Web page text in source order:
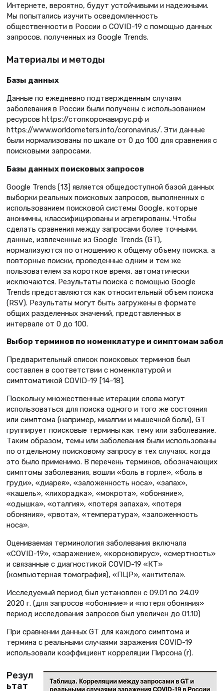
Интернете, вероятно, будут устойчивыми и надежными.
Мы попытались изучить осведомленность
общественности в России о COVID-19 с помощью данных
запросов, полученных из Google Trends.
Материалы и методы
Базы данных
Данные по ежедневно подтвержденным случаям
заболевания в России были получены с использованием
ресурсов https://стопкоронавирус.рф и
https://www.worldometers.info/coronavirus/. Эти данные
были нормализованы по шкале от 0 до 100 для сравнения с
поисковыми запросами.
Базы данных поисковых запросов
Google Trends [13] является общедоступной базой данных
выборки реальных поисковых запросов, выполненных с
использованием поисковой системы Google, которые
анонимны, классифицированы и агрегированы. Чтобы
сделать сравнения между запросами более точными,
данные, извлеченные из Google Trends (GT),
нормализуются по отношению к общему объему поиска, а
повторные поиски, проведенные одним и тем же
пользователем за короткое время, автоматически
исключаются. Результаты поиска с помощью Google
Trends представляются как относительный объем поиска
(RSV). Результаты могут быть загружены в формате
общих разделенных значений, представленных в
интервале от 0 до 100.
Выбор терминов по номенклатуре и симптомам
Предварительный список поисковых терминов был
составлен в соответствии с номенклатурой и
симптоматикой COVID-19 [14–18].
Поскольку множественные итерации слова могут
использоваться для поиска одного и того же состояния
или симптома (например, миалгии и мышечной боли), GT
группирует поисковые термины как тему или заболевание.
Таким образом, темы или заболевания были использованы
по отдельному поисковому запросу в тех случаях, когда
это было применимо. В перечень терминов, обозначающих
симптомы заболевания, вошли «боль в горле», «боль в
груди», «диарея», «заложенность носа», «запах»,
«кашель», «лихорадка», «мокрота», «обоняние»,
«одышка», «оталгия», «потеря запаха», «потеря
обоняния», «рвота», «температура», «заложенность
носа».
Оцениваемая терминология заболевания включала
«COVID-19», «заражение», «короновирус», «смертность»
и связанные с диагностикой COVID-19 «КТ»
(компьютерная томография), «ПЦР», «антитела».
Исследуемый период был установлен с 09.01 по 24.09
2020 г. (для запросов «обоняние» и «потеря обоняния»
период исследования запросов был увеличен до 01.10)
При сравнении данных GT для каждого симптома и
термина с реальными случаями заражения COVID-19
использовали коэффициент корреляции Пирсона (r).
Резул
ьтат